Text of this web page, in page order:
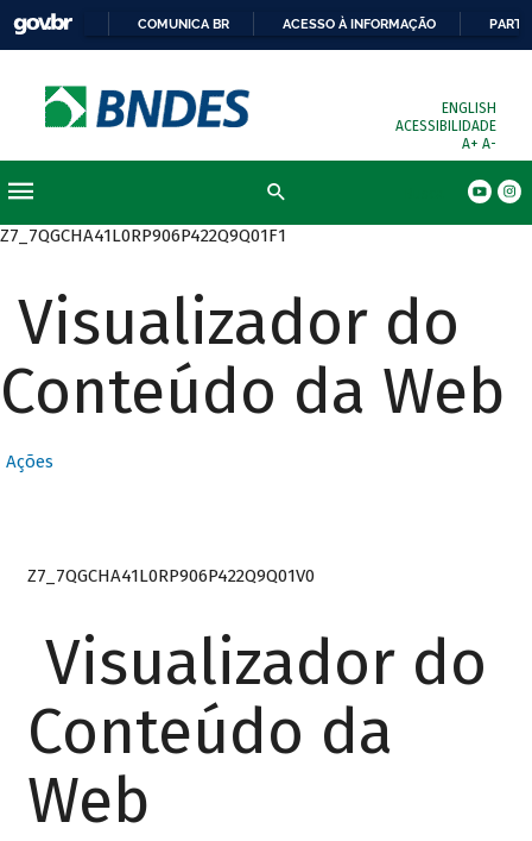
COMUNICA BR ACESSO À INFORMAÇÃO
ENGLISH
ACESSIBILIDADE
A+ A-
Z7_7QGCHA41L0RP906P422Q9Q01F1
Visualizador do
Conteúdo da Web
Ações
Z7_7QGCHA41L0RP906P422Q9Q01V0
Visualizador do
Conteúdo da
Web